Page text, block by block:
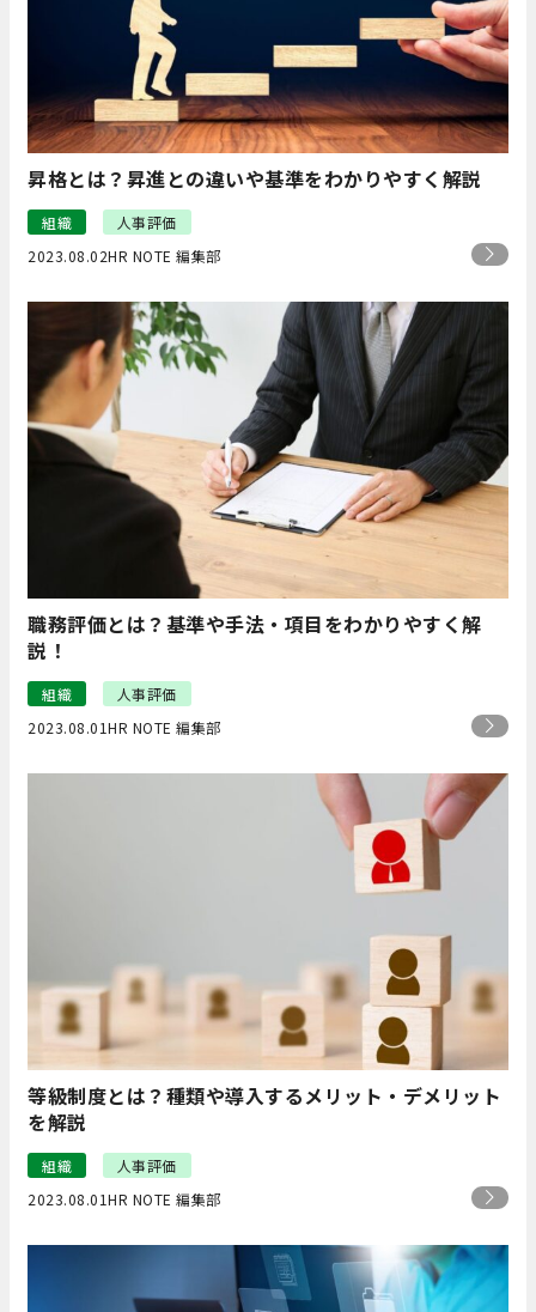
昇格とは？昇進との違いや基準をわかりやすく解説
組織
人事評価
2023.08.02HR NOTE 編集部
職務評価とは？基準や手法・項目をわかりやすく解
説！
組織
人事評価
2023.08.01HR NOTE 編集部
等級制度とは？種類や導入するメリット・デメリット
を解説
組織
人事評価
2023.08.01HR NOTE 編集部